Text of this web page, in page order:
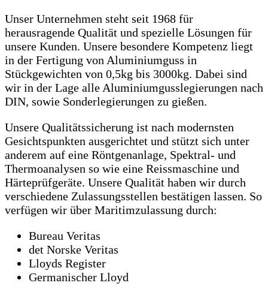
Unser Unternehmen steht seit 1968 für
herausragende Qualität und spezielle Lösungen für
unsere Kunden. Unsere besondere Kompetenz liegt
in der Fertigung von Aluminiumguss in
Stückgewichten von 0,5kg bis 3000kg. Dabei sind
wir in der Lage alle Aluminiumgusslegierungen nach
DIN, sowie Sonderlegierungen zu gießen.
Unsere Qualitätssicherung ist nach modernsten
Gesichtspunkten ausgerichtet und stützt sich unter
anderem auf eine Röntgenanlage, Spektral- und
Thermoanalysen so wie eine Reissmaschine und
Härteprüfgeräte. Unsere Qualität haben wir durch
verschiedene Zulassungsstellen bestätigen lassen. So
verfügen wir über Maritimzulassung durch:
Bureau Veritas
det Norske Veritas
Lloyds Register
Germanischer Lloyd